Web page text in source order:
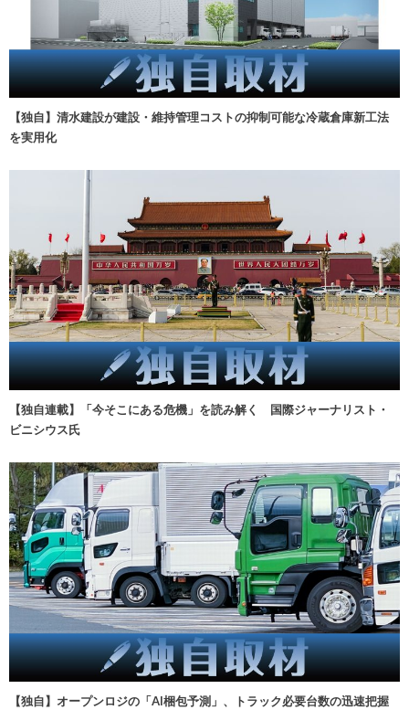
【独自】清水建設が建設・維持管理コストの抑制可能な冷蔵倉庫新工法
を実用化
【独自連載】「今そこにある危機」を読み解く 国際ジャーナリスト・
ビニシウス氏
【独自】オープンロジの「AI梱包予測」、トラック必要台数の迅速把握